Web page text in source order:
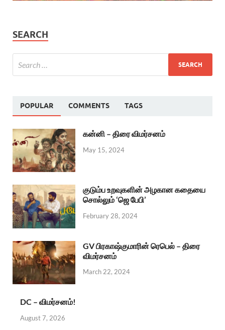
SEARCH
POPULAR COMMENTS TAGS
கன்னி – திரை விமர்சனம்
May 15, 2024
குடும்ப உறவுகளின் அழகான கதையை
சொல்லும் ‘ஜெ பேபி’
February 28, 2024
GV பிரகாஷ்குமாரின் ரெபெல் – திரை
விமர்சனம்
March 22, 2024
DC – விமர்சனம்!
August 7, 2026